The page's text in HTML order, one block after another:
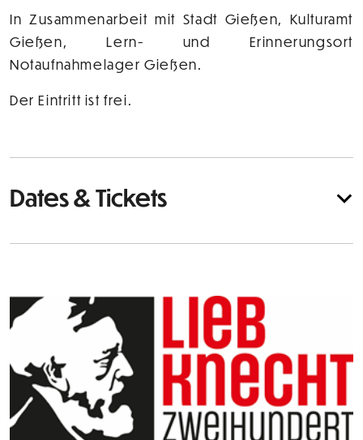
In Zusammenarbeit mit Stadt Gießen, Kulturamt
Gießen, Lern- und Erinnerungsort
Notaufnahmelager Gießen.
Der Eintritt ist frei.
Dates & Tickets